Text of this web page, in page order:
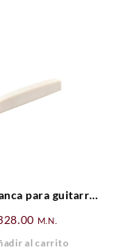
para guitarra
2200-00
M.N.
al carrito